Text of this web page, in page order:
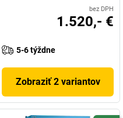
bez DPH
1.520,- €
5-6 týždne
Zobraziť 2 variantov